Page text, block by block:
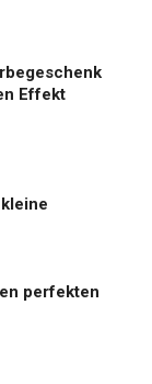
Effekt
perfekten